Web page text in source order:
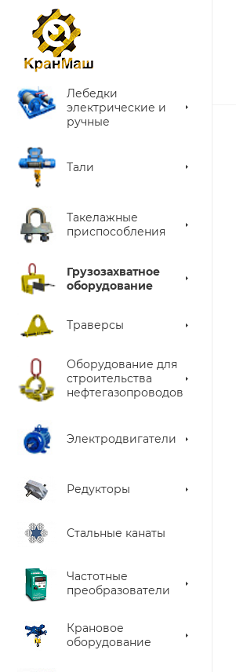
Лебедки
электрические и
ручные
Тали
Такелажные
приспособления
Грузозахватное
оборудование
Траверсы
Оборудование для
строительства
нефтегазопроводов
Электродвигатели
Редукторы
Стальные канаты
Частотные
преобразователи
Крановое
оборудование